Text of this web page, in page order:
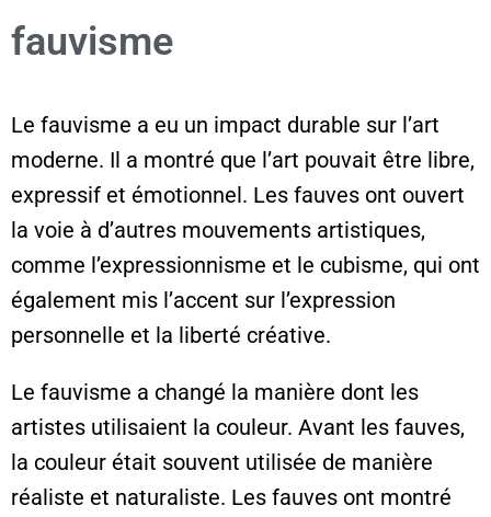
fauvisme
Le fauvisme a eu un impact durable sur l’art
moderne. Il a montré que l’art pouvait être libre,
expressif et émotionnel. Les fauves ont ouvert
la voie à d’autres mouvements artistiques,
comme l’expressionnisme et le cubisme, qui ont
également mis l’accent sur l’expression
personnelle et la liberté créative.
Le fauvisme a changé la manière dont les
artistes utilisaient la couleur. Avant les fauves,
la couleur était souvent utilisée de manière
réaliste et naturaliste. Les fauves ont montré